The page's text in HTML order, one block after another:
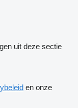
uit deze sectie
en onze